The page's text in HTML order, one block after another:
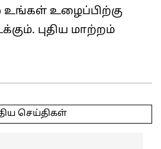
உங்கள் உழைப்பிற்கு
புதிய மாற்றம்
செய்திகள்